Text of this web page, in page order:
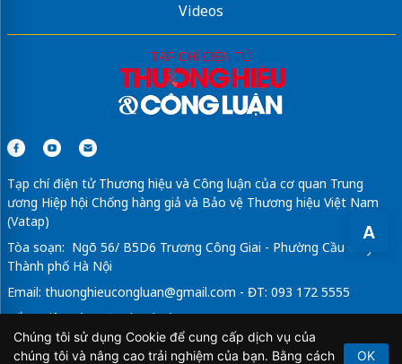
A
Videos
Tạp chí điện tử Thương hiệu và Công luận của cơ quan Trung
ương Hiệp hội Chống hàng giả và Bảo vệ Thương hiệu Việt Nam
(Vatap)
Tòa soạn: Ngõ 56/ B5D6 Trương Công Giai - Phường Cầu Giấy -
Thành phố Hà Nội
Email: thuonghieucongluan@gmail.com - ĐT: 093 172 5555
Tổng Biên Tập: Vũ Đức Thuận
Giấy phép hoạt động báo chí điện tử số 64/GP-BTTTT do Bộ
Chúng tôi sử dụng Cookie để cung cấp dịch vụ của
chúng tôi và nâng cao trải nghiệm của bạn. Bằng cách
OK